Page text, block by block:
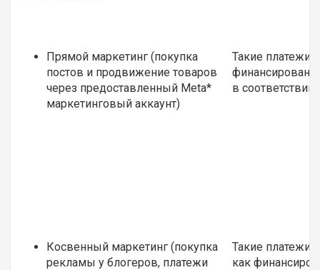
Прямой маркетинг (покупка
постов и продвижение товаров
через предоставленный Meta*
маркетинговый аккаунт)
Такие платежи
в
Косвенный маркетинг (покупка
рекламы у блогеров, платежи
Такие платежи
как